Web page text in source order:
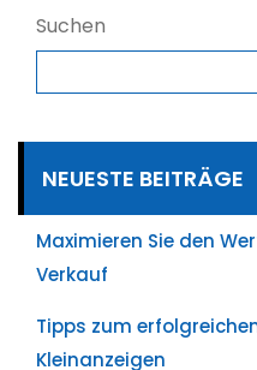
Suchen
NEUESTE BEITRÄGE
Maximieren Sie den
Verkauf
Tipps zum
Kleinanzeigen